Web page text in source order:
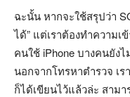
ฉะนั้น หากจะใช้สรุปว่า
ได้” แต่เราต้องทำความเ
คนใช้ iPhone บางคนยัง
นอกจากโทรหาตำรวจ เ
ก็ได้เขียนไว้แล้วล่ะ สาม